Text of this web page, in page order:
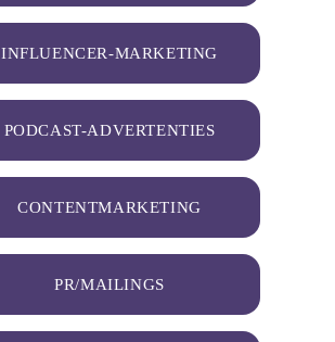
INFLUENCER-MARKETING
PODCAST-ADVERTENTIES
CONTENTMARKETING
PR/MAILINGS